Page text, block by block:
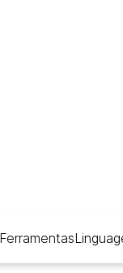
Ferramentas